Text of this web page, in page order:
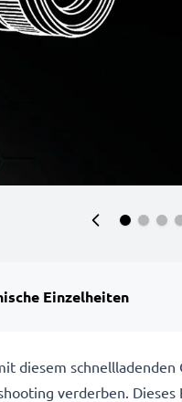
Einzelheiten
schnellladenden
verderben. Dieses